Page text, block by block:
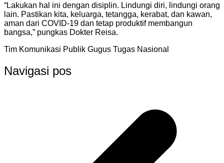
“Lakukan hal ini dengan disiplin. Lindungi diri, lindungi orang
lain. Pastikan kita, keluarga, tetangga, kerabat, dan kawan,
aman dari COVID-19 dan tetap produktif membangun
bangsa,” pungkas Dokter Reisa.
Tim Komunikasi Publik Gugus Tugas Nasional
Navigasi pos